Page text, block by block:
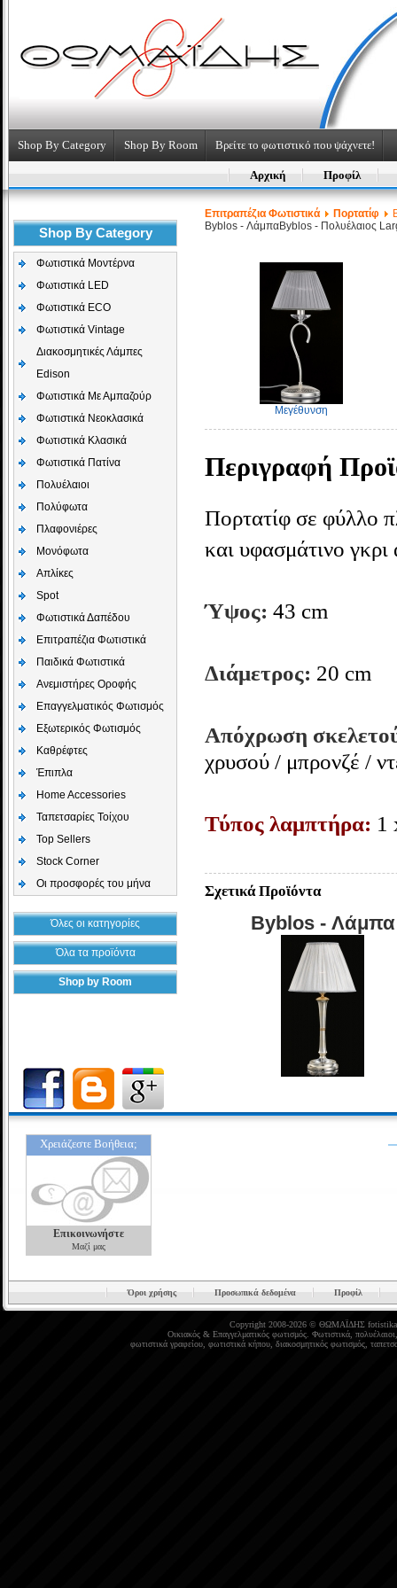
Shop By Category Shop By Room Βρείτε το φωτιστικό που ψάχνετε!
Αρχική Προφίλ
Shop By Category
Φωτιστικά Μοντέρνα
Φωτιστικά LED
Φωτιστικά ECO
Φωτιστικά Vintage
Διακοσμητικές Λάμπες
Edison
Φωτιστικά Με Αμπαζούρ
Φωτιστικά Νεοκλασικά
Φωτιστικά Κλασικά
Φωτιστικά Πατίνα
Πολυέλαιοι
Πολύφωτα
Πλαφονιέρες
Μονόφωτα
Απλίκες
Spot
Φωτιστικά Δαπέδου
Επιτραπέζια Φωτιστικά
Παιδικά Φωτιστικά
Aνεμιστήρες Οροφής
Επαγγελματικός Φωτισμός
Εξωτερικός Φωτισμός
Καθρέφτες
Έπιπλα
Home Accessories
Ταπετσαρίες Τοίχου
Top Sellers
Stock Corner
Οι προσφορές του μήνα
Όλες οι κατηγορίες
Όλα τα προϊόντα
Shop by Room
Επιτραπέζια Φωτιστικά Πορτατίφ
Byblos - ΛάμπαByblos - Πολυέλαιος
Μεγέθυνση
Περιγραφή
Πορτατίφ σε φύλλο
και υφασμάτινο
Ύψος: 43 cm
Διάμετρος: 20 cm
Απόχρωση
χρυσού / μπρονζέ /
Τύπος λαμπτήρα: 1
Σχετικά Προϊόντα
Byblos - Λάμπα
Χρειάζεστε Βοήθεια;
Επικοινωνήστε
Μαζί μας
Όροι χρήσης Προσωπικά δεδομένα Προφίλ
Copyright 2008-2026 © ΘΩΜΑΪΔΗΣ
Οικιακός& Επαγγελματικός φωτισμός. Φωτιστικά, πολυέλαιοι
φωτιστικά γραφείου, φωτιστικά κήπου, διακοσμητικός φωτισμός,